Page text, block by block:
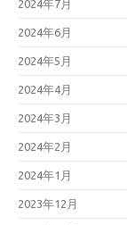
2024年7月
2024年6月
2024年5月
2024年4月
2024年3月
2024年2月
2024年1月
2023年12月